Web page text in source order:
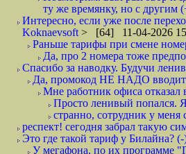
ту же времянку, но с другим
Интересно, если уже после
Koknaevsoft > [64] 11-04-2026
Раньше тарифы при смене
Да, про 2 номера тоже
Спасибо за наводку. Будучи
Да, промокод НЕ НАДО
Мне работник офиса отказал
Просто ленивый попался.
странно, сотрудник у
респект! сегодня забрал такую
Это где такой тариф у Билайна? (-
У мегафона, по их программе